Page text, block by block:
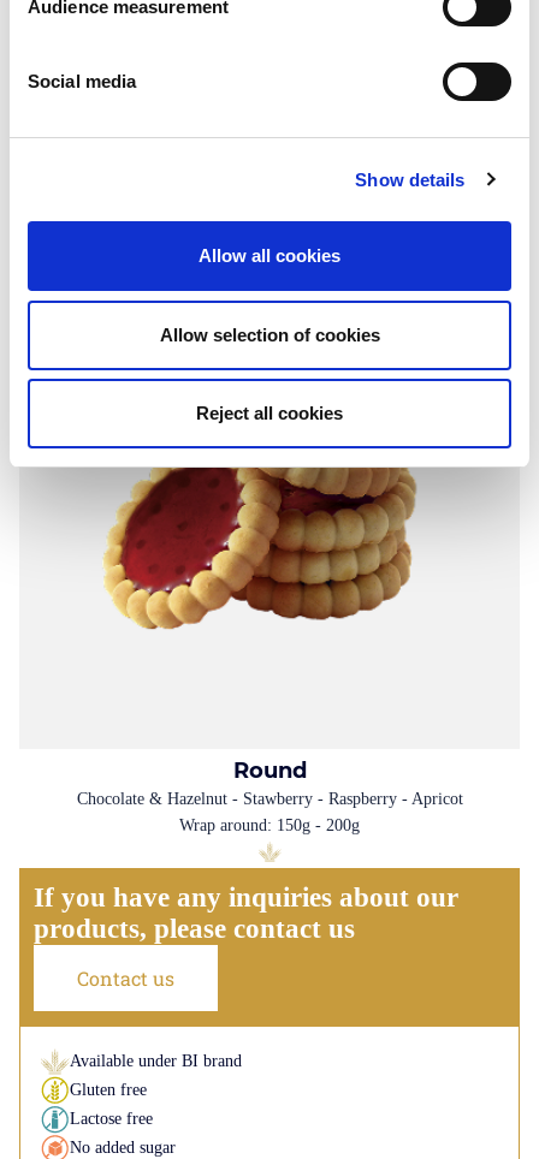
Audience measurement
Social media
Show details
Allow all cookies
Allow selection of cookies
Reject all cookies
Granola tartlets
Folding box with individual fresh packs: 115g
Round
Chocolate & Hazelnut - Stawberry - Raspberry - Apricot
Wrap around: 150g - 200g
If you have any inquiries about our
products, please contact us
Contact us
Available under BI brand
Gluten free
Lactose free
No added sugar